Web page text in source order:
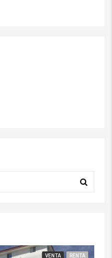
VENTA RENTA